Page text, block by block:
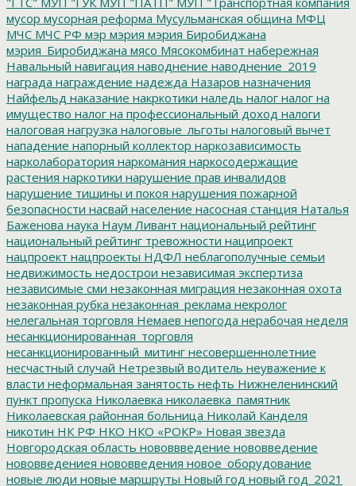
мусор мусорная реформа Мусульманская община МФЦ
МЧС МЧС РФ мэр мэрия мэрия Биробиджана
мэрия_Биробиджана мясо Мясокомбинат набережная
Навальный навигация наводнение наводнение_2019
награда награждение надежда Назаров назначения
Найфельд наказание накркотики наледь налог налог на
имущество налог на профессиональный доход налоги
налоговая нагрузка налоговые_льготы налоговый вычет
нападение напорный коллектор наркозависимость
нарколаборатория наркомания наркосодержащие
растения наркотики нарушение прав инвалидов
нарушение тишины и покоя нарушения пожарной
безопасности насвай население насосная станция Наталья
Баженова наука Наум Ливант национальный рейтинг
национальный рейтинг тревожности наципроект
нацпроект нацпроекты НДФЛ неблагополучные семьи
недвижимость недострои независимая экспертиза
независимые сми незаконная миграция незаконная охота
незаконная рубка незаконная_реклама некролог
нелегальная торговля Немаев непогода нерабочая неделя
несанкционированная_торговля
несанкционированный_митинг несовершеннолетние
несчастный случай Нетрезвый водитель неуважение к
власти неформальная занятость нефть Нижнеленинский
пункт пропуска Николаевка николаевка_памятник
Николаевская районная больница Николай Канделя
никотин НК РФ НКО НКО «РОКР» Новая звезда
Новгородская область нововвведение нововведение
нововведениея нововведения новое_оборудование
новые люди новые маршруты Новый год новый год_2021